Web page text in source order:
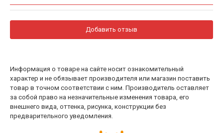
Добавить отзыв
Информация о товаре на сайте носит ознакомительный
характер и не обязывает производителя или магазин поставить
товар в точном соответствии с ним. Производитель оставляет
за собой право на незначительные изменения товара, его
внешнего вида, оттенка, рисунка, конструкции без
предварительного уведомления.